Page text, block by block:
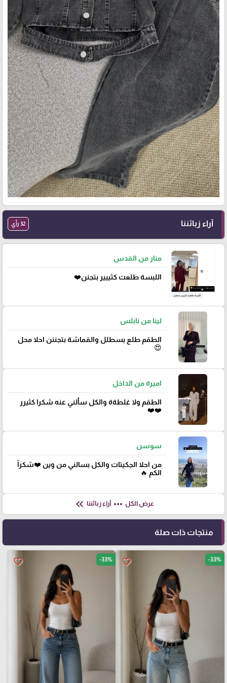
آراء زبائننا 32 رأي
منار من القدس
اللبسة طلعت كثييير بتجنن❤️
لينا من نابلس
الطقم طلع بسطلل والقماشة بتجننن احلا محل
😍
اميرة من الداخل
الطقم ولا غلطةة والكل سألني عنه شكرا كثيرر
❤️❤️
سوسن
من احلا الجكيتات والكل بسالني من وين ❤️شكراً
الكم 🔥
عرض الكل more_horiz آراء زبائننا keyboard_double_arrow_left
منتجات ذات صلة
favorite_border -33%
favorite_border -33%